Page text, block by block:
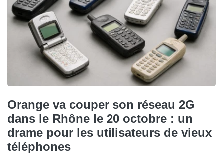
Orange va couper son réseau 2G
dans le Rhône le 20 octobre : un
drame pour les utilisateurs de vieux
téléphones